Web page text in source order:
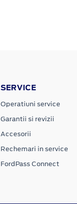
SERVICE
Operatiuni service
Garantii si revizii
Accesorii
Rechemari in service
FordPass Connect